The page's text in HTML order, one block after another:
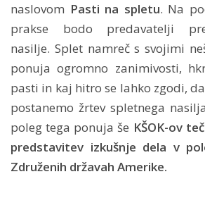
naslovom Pasti na spletu. Na
prakse bodo predavatelji
nasilje. Splet namreč s svojimi
ponuja ogromno zanimivosti,
pasti in kaj hitro se lahko zgodi,
postanemo žrtev spletnega
poleg tega ponuja še KŠOK-ov
predstavitev izkušnje dela v
Združenih državah Amerike.